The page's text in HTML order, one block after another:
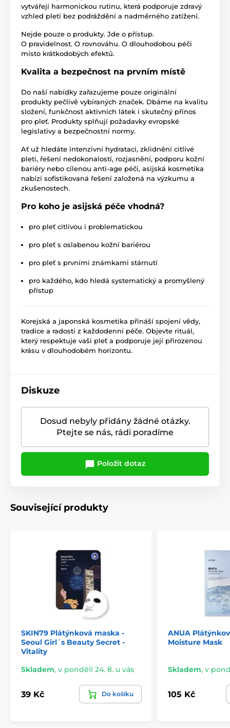
vytvářejí harmonickou rutinu, která podporuje zdravý
vzhled pleti bez podráždění a nadměrného zatížení.
Nejde pouze o produkty. Jde o přístup.
O pravidelnost. O rovnováhu. O dlouhodobou péči
místo krátkodobých efektů.
Kvalita a bezpečnost na prvním místě
Do naší nabídky zařazujeme pouze originální
produkty pečlivě vybíraných značek. Dbáme na kvalitu
složení, funkčnost aktivních látek i skutečný přínos
pro pleť. Produkty splňují požadavky evropské
legislativy a bezpečnostní normy.
Ať už hledáte intenzivní hydrataci, zklidnění citlivé
pleti, řešení nedokonalostí, rozjasnění, podporu kožní
bariéry nebo cílenou anti-age péči, asijská kosmetika
nabízí sofistikovaná řešení založená na výzkumu a
zkušenostech.
Pro koho je asijská péče vhodná?
pro pleť citlivou i problematickou
pro pleť s oslabenou kožní bariérou
pro pleť s prvními známkami stárnutí
pro každého, kdo hledá systematický a promyšlený
přístup
Korejská a japonská kosmetika přináší spojení vědy,
tradice a radosti z každodenní péče. Objevte rituál,
který respektuje vaši pleť a podporuje její přirozenou
krásu v dlouhodobém horizontu.
Diskuze
Dosud nebyly přidány žádné otázky.
Ptejte se nás, rádi poradíme
Položit dotaz
Související produkty
SKIN79 Plátýnková maska -
Seoul Girl´s Beauty Secret -
Vitality
Skladem, v pondělí 24. 8. u vás
39 Kč Do košíku
ANUA
Moisture Mask
Skladem, v
105 Kč